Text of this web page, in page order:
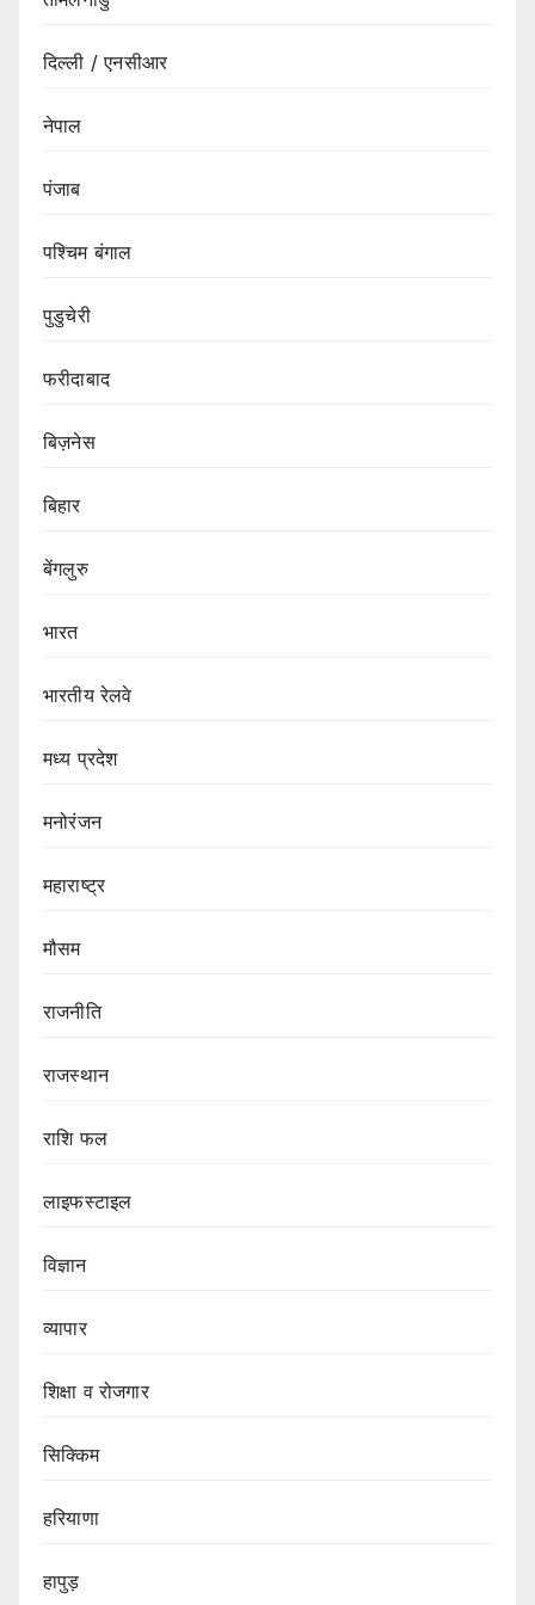
दिल्ली / एनसीआर
नेपाल
पंजाब
पश्चिम बंगाल
पुडुचेरी
फरीदाबाद
बिज़नेस
बिहार
बेंगलुरु
भारत
भारतीय रेलवे
मध्य प्रदेश
मनोरंजन
महाराष्ट्र
मौसम
राजनीति
राजस्थान
राशि फल
लाइफस्टाइल
विज्ञान
व्यापार
शिक्षा व रोजगार
सिक्किम
हरियाणा
हापुड़